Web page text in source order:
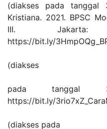
(diakses pada tanggal
Kristiana. 2021. BPSC
III. Jakarta:
https://bit.ly/
(diakses
pada tanggal
https://bit.ly/
(diakses pada